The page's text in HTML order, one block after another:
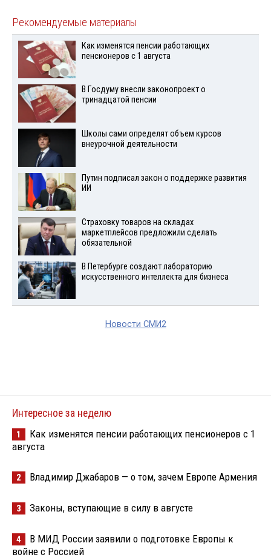
Рекомендуемые материалы
Как изменятся пенсии работающих
пенсионеров с 1 августа
В Госдуму внесли законопроект о
тринадцатой пенсии
Школы сами определят объем курсов
внеурочной деятельности
Путин подписал закон о поддержке развития
ИИ
Страховку товаров на складах
маркетплейсов предложили сделать
обязательной
В Петербурге создают лабораторию
искусственного интеллекта для бизнеса
Новости СМИ2
Интересное за неделю
1
Как изменятся пенсии работающих пенсионеров с 1
августа
2 Владимир Джабаров — о том, зачем Европе Армения
3 Законы, вступающие в силу в августе
4
В МИД России заявили о подготовке Европы к
войне с Россией